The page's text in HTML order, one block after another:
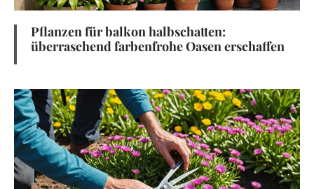
Pflanzen für balkon halbschatten:
überraschend farbenfrohe Oasen erschaffen